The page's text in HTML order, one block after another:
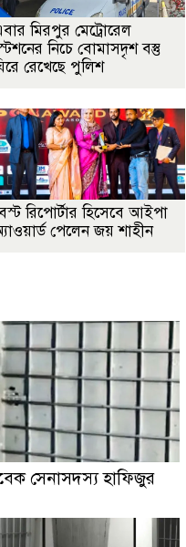
মিরপুর মেট্রোরেল
নিচে বোমাসদৃশ বস্তু
রেখেছে পুলিশ
রিপোর্টার হিসেবে আইপা
পেলেন জয় শাহীন
সেনাসদস্য হাফিজুর